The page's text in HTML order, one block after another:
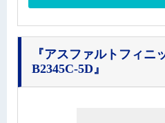
『アスファルトフィニ
B2345C-5D』